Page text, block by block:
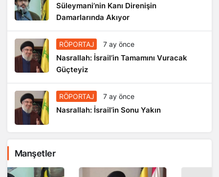
Süleymani’nin Kanı Direnişin
Damarlarında Akıyor
RÖPORTAJ 7 ay önce
Nasrallah: İsrail’in Tamamını Vuracak
Güçteyiz
RÖPORTAJ 7 ay önce
Nasrallah: İsrail’in Sonu Yakın
Manşetler